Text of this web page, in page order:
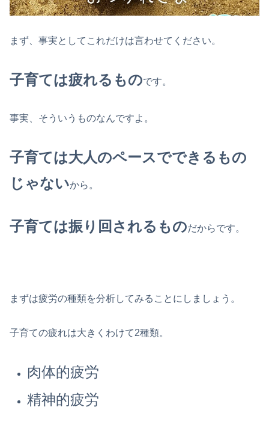
まず、事実としてこれだけは言わせてください。
子育ては疲れるものです。
事実、そういうものなんですよ。
子育ては大人のペースでできるもの
じゃないから。
子育ては振り回されるものだからです。
まずは疲労の種類を分析してみることにしましょう。
子育ての疲れは大きくわけて2種類。
肉体的疲労
精神的疲労